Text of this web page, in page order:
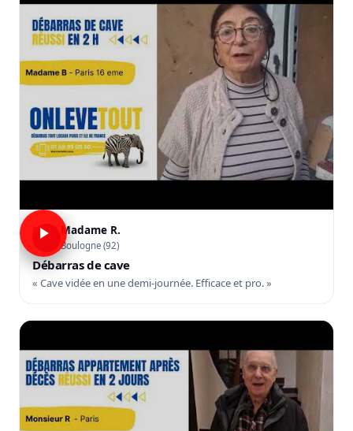
Madame R.
Boulogne (92)
Débarras de cave
« Cave vidée en une demi-journée. Efficace et pro. »